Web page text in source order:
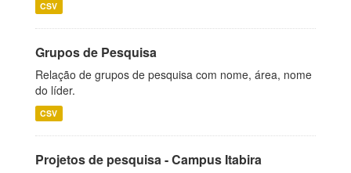
CSV
Grupos de Pesquisa
Relação de grupos de pesquisa com nome, área, nome
do líder.
CSV
Projetos de pesquisa - Campus Itabira